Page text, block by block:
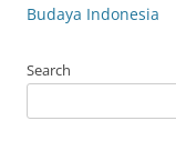
Budaya Indonesia
Search